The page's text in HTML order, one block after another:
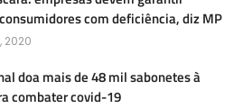
com deficiência, diz MP
2020
doa mais de 48 mil sabonetes à
combater covid-19